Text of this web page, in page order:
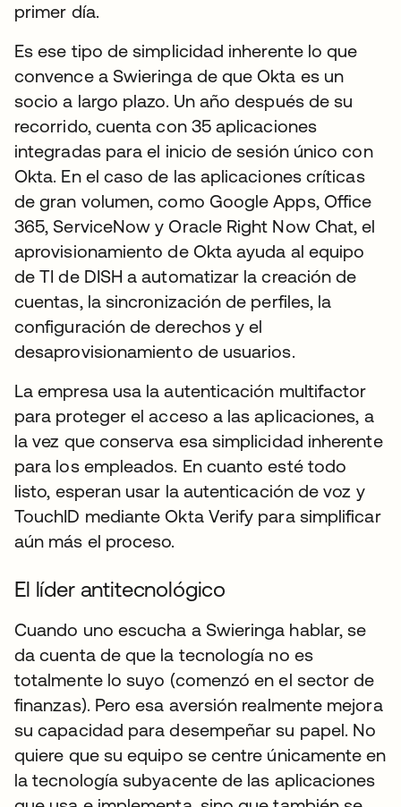
primer día.
Es ese tipo de simplicidad inherente lo que
convence a Swieringa de que Okta es un
socio a largo plazo. Un año después de su
recorrido, cuenta con 35 aplicaciones
integradas para el inicio de sesión único con
Okta. En el caso de las aplicaciones críticas
de gran volumen, como Google Apps, Office
365, ServiceNow y Oracle Right Now Chat, el
aprovisionamiento de Okta ayuda al equipo
de TI de DISH a automatizar la creación de
cuentas, la sincronización de perfiles, la
configuración de derechos y el
desaprovisionamiento de usuarios.
La empresa usa la autenticación multifactor
para proteger el acceso a las aplicaciones, a
la vez que conserva esa simplicidad inherente
para los empleados. En cuanto esté todo
listo, esperan usar la autenticación de voz y
TouchID mediante Okta Verify para simplificar
aún más el proceso.
El líder antitecnológico
Cuando uno escucha a Swieringa hablar, se
da cuenta de que la tecnología no es
totalmente lo suyo (comenzó en el sector de
finanzas). Pero esa aversión realmente mejora
su capacidad para desempeñar su papel. No
quiere que su equipo se centre únicamente en
la tecnología subyacente de las aplicaciones